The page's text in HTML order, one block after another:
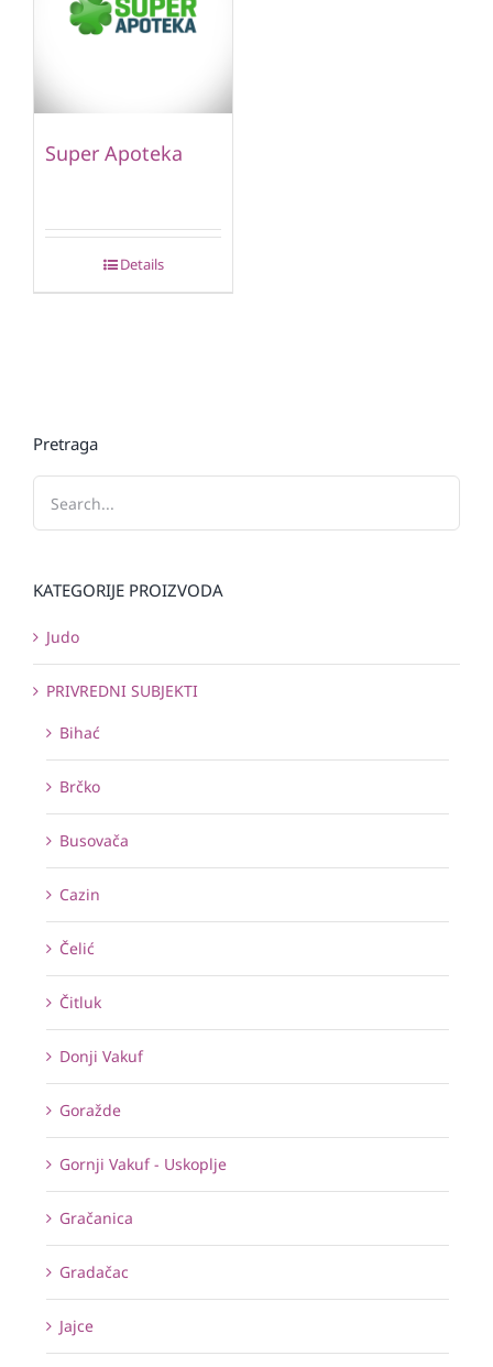
Super Apoteka
Details
Pretraga
KATEGORIJE PROIZVODA
Judo
PRIVREDNI SUBJEKTI
Bihać
Brčko
Busovača
Cazin
Čelić
Čitluk
Donji Vakuf
Goražde
Gornji Vakuf - Uskoplje
Gračanica
Gradačac
Jajce